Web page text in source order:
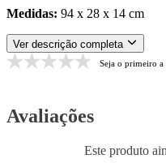
Medidas: 94 x 28 x 14 cm
Ver descrição completa
Seja o primeiro a
Avaliações
Este produto